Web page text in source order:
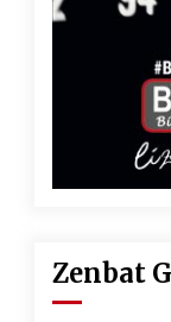
Zenbat